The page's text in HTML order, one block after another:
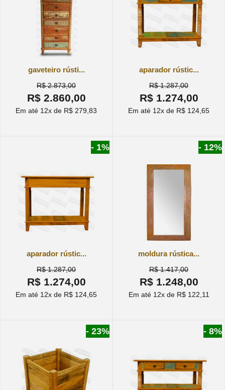
gaveteiro rústi...
R$ 2.873,00
R$ 2.860,00
Em até 12x de R$ 279,83
aparador rústic...
R$ 1.287,00
R$ 1.274,00
Em até 12x de R$ 124,65
aparador rústic...
R$ 1.287,00
R$ 1.274,00
Em até 12x de R$ 124,65
- 1%
moldura rústica...
R$ 1.417,00
R$ 1.248,00
Em até 12x de R$ 122,11
- 12%
- 23% - 8%